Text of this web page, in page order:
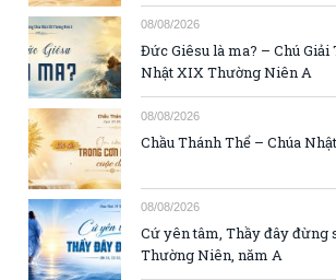
08/08/2026
Đức Giêsu là ma? – Chú
Nhật XIX Thường Niên A
08/08/2026
Chầu Thánh Thể – Chúa
08/08/2026
Cứ yên tâm, Thầy đây đừng
Thường Niên, năm A